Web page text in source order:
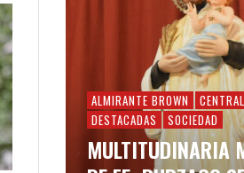
ALMIRANTE BROWN
DESTACADAS
SOCIEDAD
MULTITUDINARIA